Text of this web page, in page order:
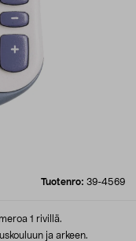
Tuotenro: 39-4569
1 rivillä.
ja arkeen.